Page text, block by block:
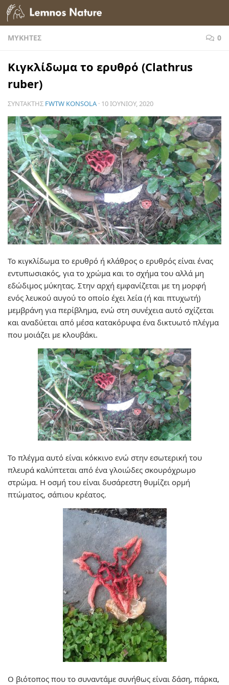
Skip to content
ΜΎΚΗΤΕΣ 0
Κιγκλίδωμα το ερυθρό (Clathrus
ruber)
ΣΥΝΤΆΚΤΗΣ FWTW KONSOLA · 10 ΙΟΥΝΊΟΥ, 2020
Το κιγκλίδωμα το ερυθρό ή κλάθρος ο ερυθρός είναι ένας
εντυπωσιακός, για το χρώμα και το σχήμα του αλλά μη
εδώδιμος μύκητας. Στην αρχή εμφανίζεται με τη μορφή
ενός λευκού αυγού το οποίο έχει λεία (ή και πτυχωτή)
μεμβράνη για περίβλημα, ενώ στη συνέχεια αυτό σχίζεται
και αναδύεται από μέσα κατακόρυφα ένα δικτυωτό πλέγμα
που μοιάζει με κλουβάκι.
Το πλέγμα αυτό είναι κόκκινο ενώ στην εσωτερική του
πλευρά καλύπτεται από ένα γλοιώδες σκουρόχρωμο
στρώμα. Η οσμή του είναι δυσάρεστη θυμίζει ορμή
πτώματος, σάπιου κρέατος.
Ο βιότοπος που το συναντάμε συνήθως είναι δάση, πάρκα,